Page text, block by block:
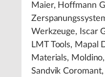
Maier, Hoffmann
Werkzeuge, Iscar
LMT Tools, Mapal
Materials,
Sandvik